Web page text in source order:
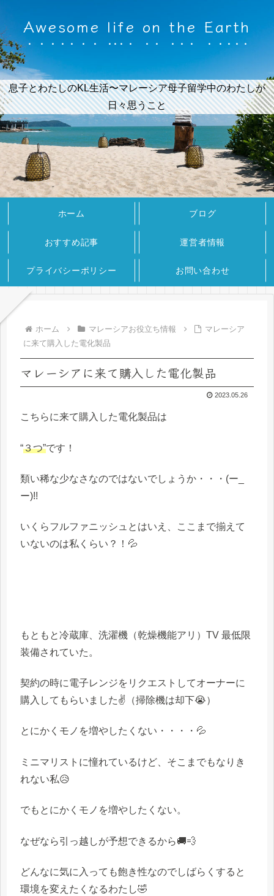
Awesome life on the Earth
息子とわたしのKL生活〜マレーシア母子留学中のわたしが
日々思うこと
ホーム ブログ
おすすめ記事 運営者情報
プライバシーポリシー お問い合わせ
ホーム マレーシアお役立ち情報
マレーシア
に来て購入した電化製品
マレーシアに来て購入した電化製品
2023.05.26
こちらに来て購入した電化製品は
“３つ”です！
類い稀な少なさなのではないでしょうか・・・(ー_
ー)!!
いくらフルファニッシュとはいえ、ここまで揃えて
いないのは私くらい？！💦
もともと冷蔵庫、洗濯機（乾燥機能アリ）TV 最低限
装備されていた。
契約の時に電子レンジをリクエストしてオーナーに
購入してもらいました✌ （掃除機は却下😭）
とにかくモノを増やしたくない・・・・💦
ミニマリストに憧れているけど、そこまでもなりき
れない私😥
でもとにかくモノを増やしたくない。
なぜなら引っ越しが予想できるから🚚💨
どんなに気に入っても飽き性なのでしばらくすると
環境を変えたくなるわたし🤣